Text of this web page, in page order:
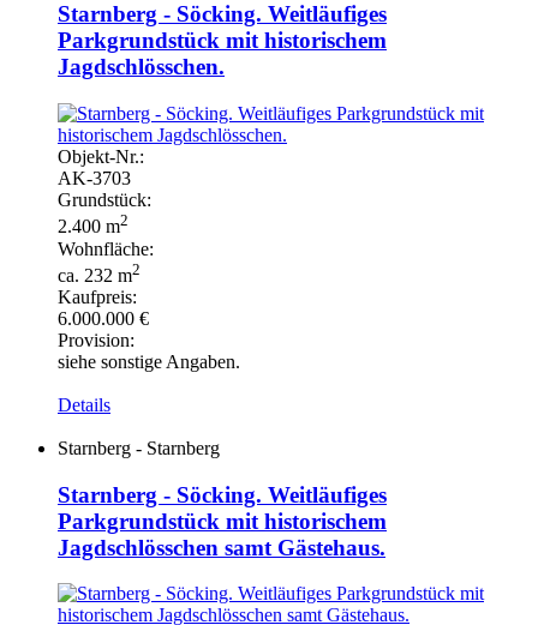
Starnberg - Söcking. Weitläufiges
Parkgrundstück mit historischem
Jagdschlösschen.
Objekt-Nr.:
AK-3703
Grundstück:
2.400 m2
Wohnfläche:
ca. 232 m2
Kaufpreis:
6.000.000 €
Provision:
siehe sonstige Angaben.
Details
Starnberg - Starnberg
Starnberg - Söcking. Weitläufiges
Parkgrundstück mit historischem
Jagdschlösschen samt Gästehaus.